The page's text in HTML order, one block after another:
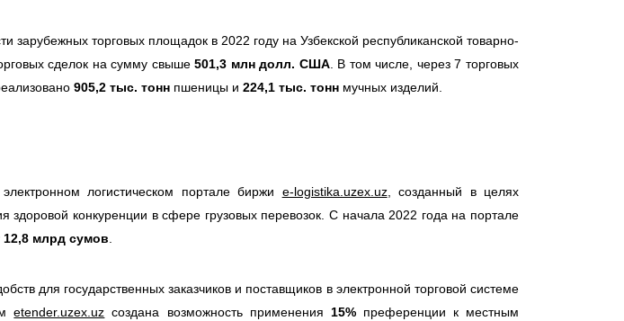
зарубежных торговых площадок в 2022 году на Узбекской республиканской товарно-
сделок на сумму свыше501,3 млн долл. США. В том числе, через 7 торговых
905,2 тыс. тонн пшеницы и 224,1 тыс. тонн мучных изделий.
логистическом портале биржи e-logistika.uzex.uz, созданный в целях
здоровой конкуренции в сфере грузовых перевозок. С начала 2022 года на портале
12,8 млрд сумов.
для государственных заказчиков и поставщиков в электронной торговой системе
etender.uzex.uz создана возможность применения 15%преференции к местным